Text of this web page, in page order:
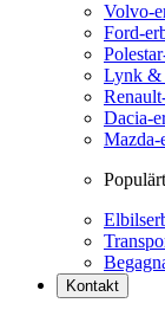
Volvo-
Ford-
Lynk &
Dacia-
Mazda-
Kontakt